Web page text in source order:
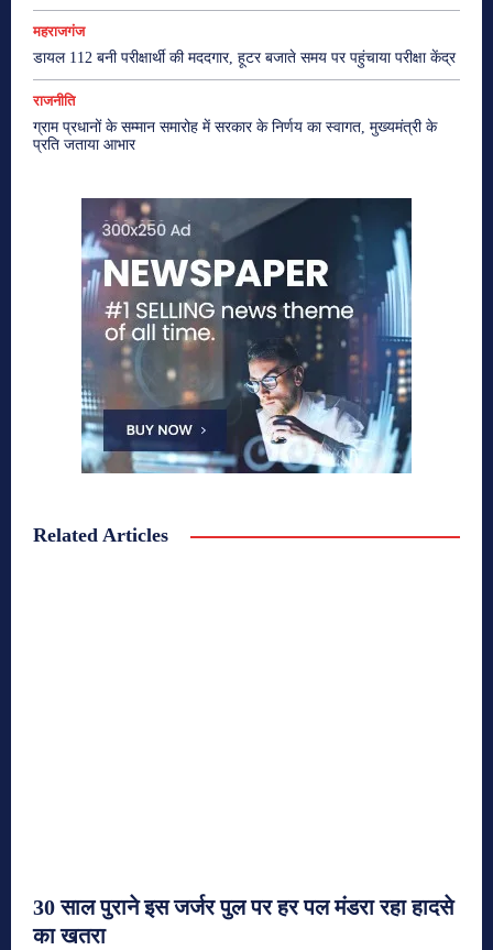
महराजगंज
डायल 112 बनी परीक्षार्थी की मददगार, हूटर बजाते समय पर पहुंचाया परीक्षा केंद्र
राजनीति
ग्राम प्रधानों के सम्मान समारोह में सरकार के निर्णय का स्वागत, मुख्यमंत्री के
प्रति जताया आभार
Related Articles
30 साल पुराने इस जर्जर पुल पर हर पल मंडरा रहा हादसे
का खतरा